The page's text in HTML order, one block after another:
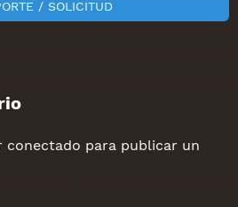
/ SOLICITUD
conectado para publicar un